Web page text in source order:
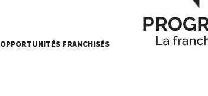
OPPORTUNITÉS FRANCHISÉS